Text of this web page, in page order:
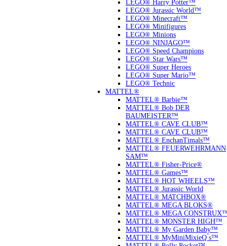
LEGO® Harry Potter™
LEGO® Jurassic World™
LEGO® Minecraft™
LEGO® Minifigures
LEGO® Minions
LEGO® NINJAGO™
LEGO® Speed Champions
LEGO® Star Wars™
LEGO® Super Heroes
LEGO® Super Mario™
LEGO® Technic
MATTEL®
MATTEL® Barbie™
MATTEL® Bob DER
BAUMEISTER™
MATTEL® CAVE CLUB™
MATTEL® CAVE CLUB™
MATTEL® EnchanTimals™
MATTEL® FEUERWEHRMANN
SAM™
MATTEL® Fisher-Price®
MATTEL® Games™
MATTEL® HOT WHEELS™
MATTEL® Jurassic World
MATTEL® MATCHBOX®
MATTEL® MEGA BLOKS®
MATTEL® MEGA
MATTEL® MONSTER HIGH™
MATTEL® My Garden Baby™
MATTEL® MyMiniMixieQ ́s™